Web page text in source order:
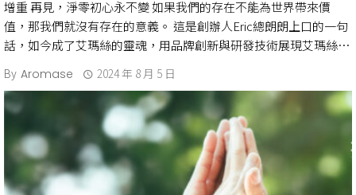
增重 再見，淨零初心永不變 如果我們的存在不能為世界帶來價
值，那我們就沒有存在的意義。 這是創辦人Eric總朗朗上口的一句
話，如今成了艾瑪絲的靈魂，用品牌創新與研發技術展現艾瑪絲的
永續行動力，以循環經 […]
By Aromase 2024 年 8 月 5 日